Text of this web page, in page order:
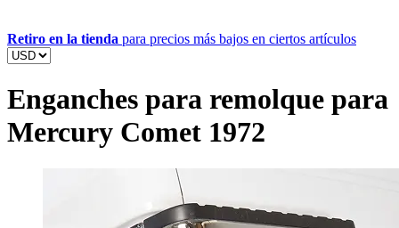
Retiro en la tienda para precios más bajos en ciertos artículos
Enganches para remolque para
Mercury Comet 1972